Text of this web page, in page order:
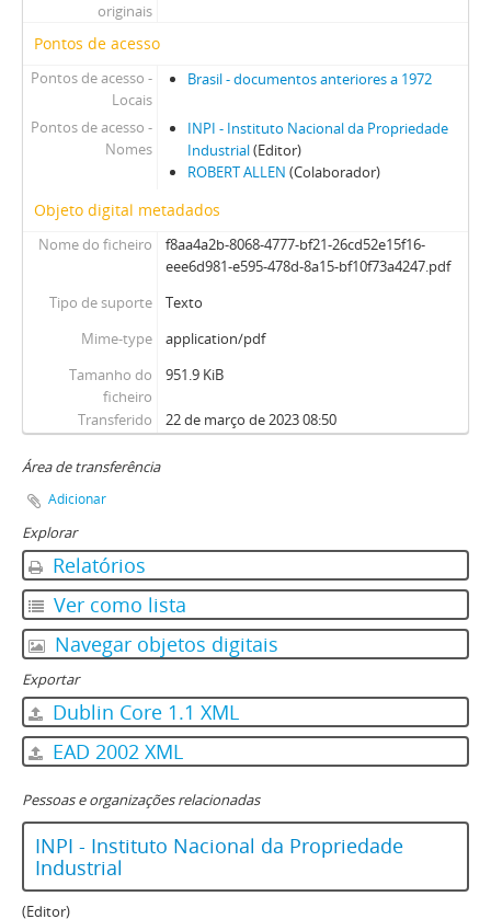
originais
Pontos de acesso
Pontos de acesso -
Locais
Brasil - documentos anteriores a 1972
Pontos de acesso -
Nomes
INPI - Instituto Nacional da Propriedade
Industrial(Editor)
ROBERT ALLEN (Colaborador)
Objeto digital metadados
Nome do ficheiro
f8aa4a2b-8068-4777-bf21-26cd52e15f16-
eee6d981-e595-478d-8a15-bf10f73a4247.pdf
Tipo de suporte
Texto
Mime-type
application/pdf
Tamanho do
ficheiro
951.9 KiB
Transferido 22 de março de 2023 08:50
Área de transferência
Adicionar
Explorar
Relatórios
Ver como lista
Navegar objetos digitais
Exportar
Dublin Core 1.1 XML
EAD 2002 XML
Pessoas e organizações relacionadas
INPI - Instituto Nacional da Propriedade
Industrial
(Editor)